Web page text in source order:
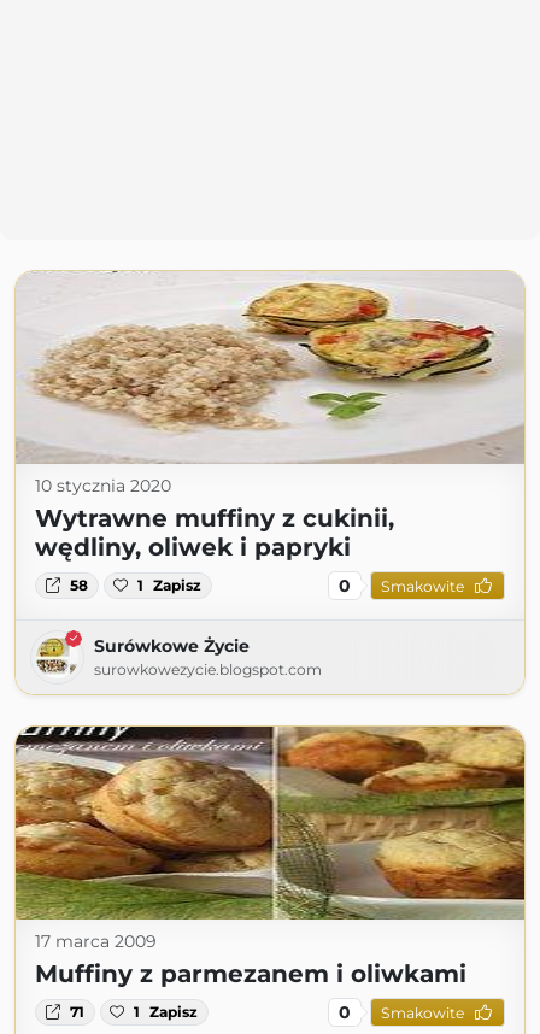
10 stycznia 2020
Wytrawne muffiny z cukinii,
wędliny, oliwek i papryki
58 1 Zapisz 0 Smakowite
Surówkowe Życie
surowkowezycie.blogspot.com
17 marca 2009
Muffiny z parmezanem i oliwkami
71 1 Zapisz 0 Smakowite